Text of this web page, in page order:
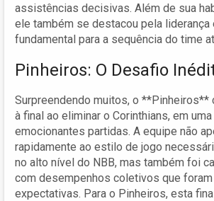
assistências decisivas. Além de sua
ele também se destacou pela liderança
fundamental para a sequência do time
Pinheiros: O Desafio
Surpreendendo muitos, o **Pinheiros**
à final ao eliminar o Corinthians, em
emocionantes partidas. A equipe não
rapidamente ao estilo de jogo
no alto nível do NBB, mas também foi
com desempenhos coletivos que
expectativas. Para o Pinheiros, esta